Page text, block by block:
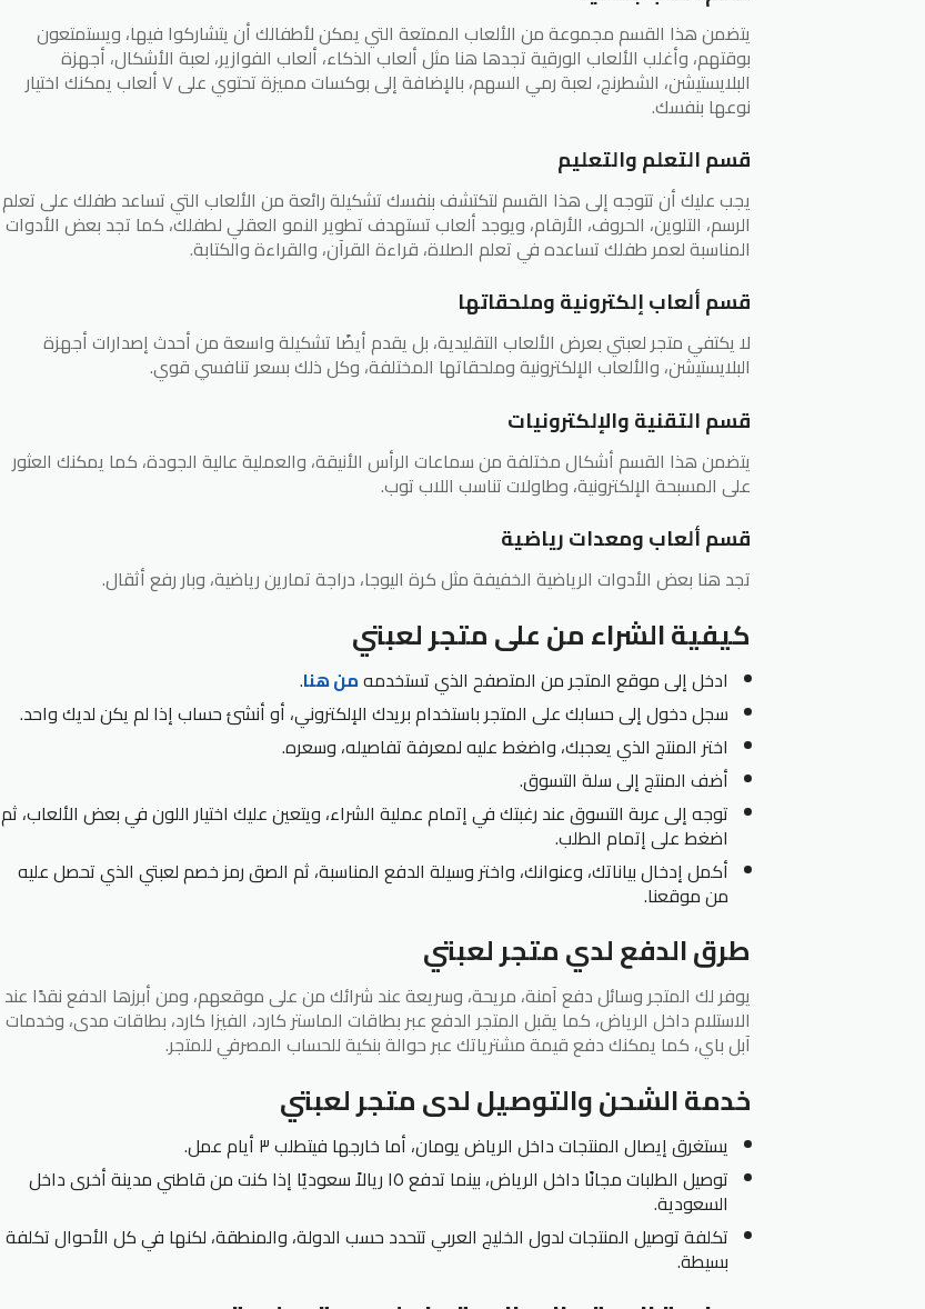
يتضمن هذا القسم مجموعة من الألعاب الممتعة التي يمكن لأطفالك أن يتشاركوا فيها، ويستمتعون
بوقتهم، وأغلب الألعاب الورقية تجدها هنا مثل ألعاب الذكاء، ألعاب الفوازير، لعبة الأشكال، أجهزة
البلايستيشن، الشطرنج، لعبة رمي السهم، بالإضافة إلى بوكسات مميزة تحتوي على ٧ ألعاب يمكنك اختيار
نوعها بنفسك.
قسم التعلم والتعليم
يجب عليك أن تتوجه إلى هذا القسم لتكتشف بنفسك تشكيلة رائعة من الألعاب التي تساعد طفلك على تعلم
الرسم، التلوين، الحروف، الأرقام، ويوجد ألعاب تستهدف تطوير النمو العقلي لطفلك، كما تجد بعض الأدوات
المناسبة لعمر طفلك تساعده في تعلم الصلاة، قراءة القرآن، والقراءة والكتابة.
قسم ألعاب إلكترونية وملحقاتها
لا يكتفي متجر لعبتي بعرض الألعاب التقليدية، بل يقدم أيضًا تشكيلة واسعة من أحدث إصدارات أجهزة
البلايستيشن، والألعاب الإلكترونية وملحقاتها المختلفة، وكل ذلك بسعر تنافسي قوي.
قسم التقنية والإلكترونيات
يتضمن هذا القسم أشكال مختلفة من سماعات الرأس الأنيقة، والعملية عالية الجودة، كما يمكنك العثور
على المسبحة الإلكترونية، وطاولات تناسب اللاب توب.
قسم ألعاب ومعدات رياضية
تجد هنا بعض الأدوات الرياضية الخفيفة مثل كرة اليوجا، دراجة تمارين رياضية، وبار رفع أثقال.
كيفية الشراء من على متجر لعبتي
ادخل إلى موقع المتجر من المتصفح الذي تستخدمهمن هنا.
سجل دخول إلى حسابك على المتجر باستخدام بريدك الإلكتروني، أو أنشئ حساب إذا لم يكن لديك واحد.
اختر المنتج الذي يعجبك، واضغط عليه لمعرفة تفاصيله، وسعره.
أضف المنتج إلى سلة التسوق.
توجه إلى عربة التسوق عند رغبتك في إتمام عملية الشراء، ويتعين عليك اختيار اللون في بعض الألعاب، ثم
اضغط على إتمام الطلب.
أكمل إدخال بياناتك، وعنوانك، واختر وسيلة الدفع المناسبة، ثم الصق رمز خصم لعبتي الذي تحصل عليه
من موقعنا.
طرق الدفع لدي متجر لعبتي
يوفر لك المتجر وسائل دفع آمنة، مريحة، وسريعة عند شرائك من على موقعهم، ومن أبرزها الدفع نقدًا عند
الاستلام داخل الرياض، كما يقبل المتجر الدفع عبر بطاقات الماستر كارد، الفيزا كارد، بطاقات مدى، وخدمات
آبل باي، كما يمكنك دفع قيمة مشترياتك عبر حوالة بنكية للحساب المصرفي للمتجر.
خدمة الشحن والتوصيل لدى متجر لعبتي
يستغرق إيصال المنتجات داخل الرياض يومان، أما خارجها فيتطلب ٣ أيام عمل.
توصيل الطلبات مجانًا داخل الرياض، بينما تدفع ١٥ ريالاً سعوديًا إذا كنت من قاطني مدينة أخرى داخل
السعودية.
تكلفة توصيل المنتجات لدول الخليج العربي تتحدد حسب الدولة، والمنطقة، لكنها في كل الأحوال تكلفة
بسيطة.